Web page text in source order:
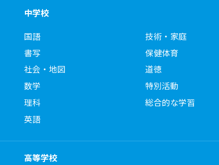
中学校
国語
書写
社会・地図
数学
理科
英語
技術・家庭
保健体育
道徳
特別活動
総合的な学習
高等学校